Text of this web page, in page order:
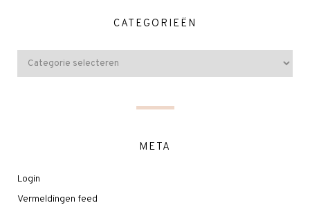
CATEGORIEËN
META
Login
Vermeldingen feed